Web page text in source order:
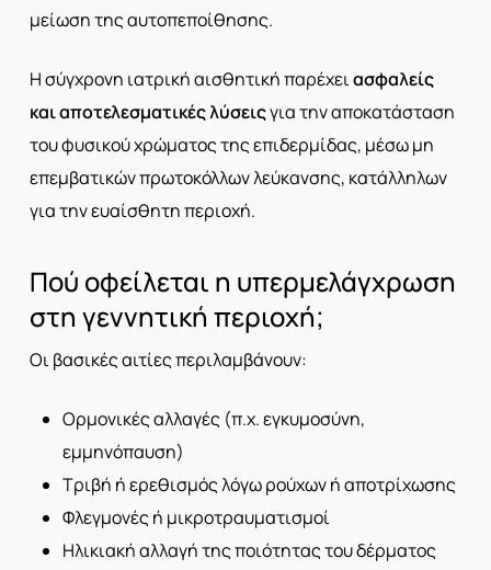
μείωση της αυτοπεποίθησης.
Η σύγχρονη ιατρική αισθητική παρέχειασφαλείς
και αποτελεσματικές λύσειςγια την αποκατάσταση
του φυσικού χρώματος της επιδερμίδας, μέσω μη
επεμβατικών πρωτοκόλλων λεύκανσης, κατάλληλων
για την ευαίσθητη περιοχή.
Πού οφείλεται η υπερμελάγχρωση
στη γεννητική περιοχή;
Οι βασικές αιτίες περιλαμβάνουν:
Ορμονικές αλλαγές (π.χ. εγκυμοσύνη,
εμμηνόπαυση)
Τριβή ή ερεθισμός λόγω ρούχων ή αποτρίχωσης
Φλεγμονές ή μικροτραυματισμοί
Ηλικιακή αλλαγή της ποιότητας του δέρματος